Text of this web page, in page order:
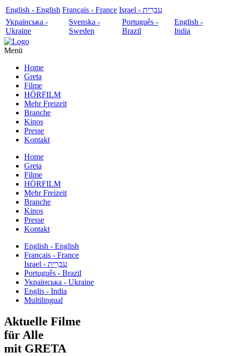
English - English Français - France
עִבְרִית - Israel
Українська -
Ukraine
Svenska -
Sweden
Português -
Brazil
English -
India
Menü
Home
Greta
Filme
HÖRFILM
Mehr Freizeit
Branche
Kinos
Presse
Kontakt
Home
Greta
Filme
HÖRFILM
Mehr Freizeit
Branche
Kinos
Presse
Kontakt
English - English
Français - France
עִבְרִית - Israel
Português - Brazil
Українська - Ukraine
Englis - India
Multilingual
Aktuelle Filme
für Alle
mit GRETA